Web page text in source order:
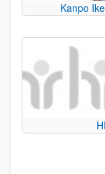
Kanpo